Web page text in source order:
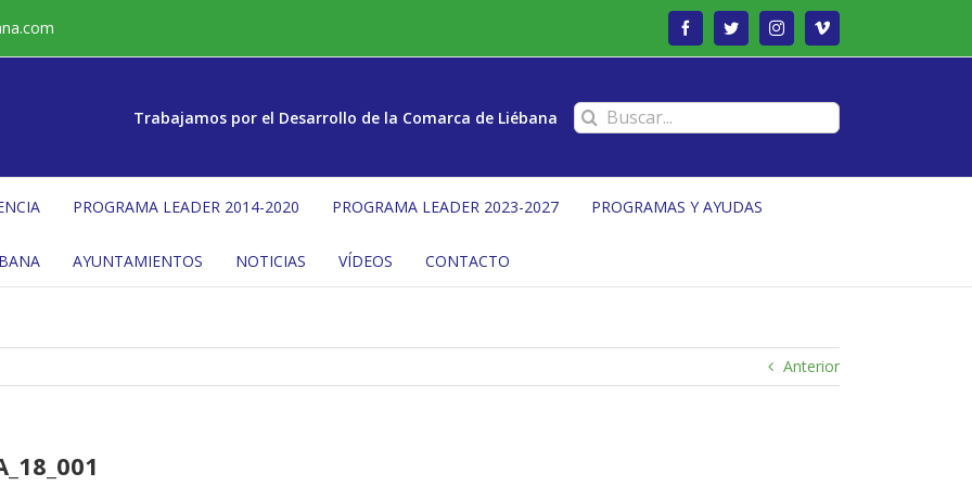
FacebookTwitterInstagramVimeo
Trabajamos por el Desarrollo de la Comarca de Liébana Buscar:
PROGRAMA LEADER 2014-2020 PROGRAMA LEADER 2023-2027 PROGRAMAS Y AYUDAS
AYUNTAMIENTOS NOTICIAS VÍDEOS CONTACTO
Anterior